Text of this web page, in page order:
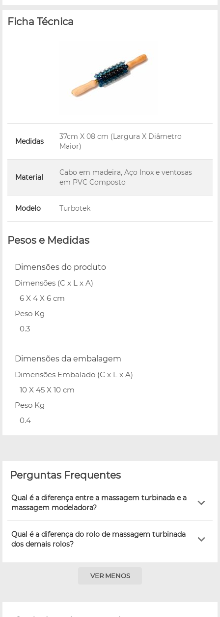
Ficha Técnica
Medidas
37cm X 08 cm (Largura X Diâmetro
Maior)
Material
Cabo em madeira, Aço Inox e ventosas
em PVC Composto
Modelo Turbotek
Pesos e Medidas
Dimensões do produto
Dimensões (C x L x A)
6 X 4 X 6 cm
Peso Kg
0.3
Dimensões da embalagem
Dimensões Embalado (C x L x A)
10 X 45 X 10 cm
Peso Kg
0.4
Perguntas Frequentes
Qual é a diferença entre a massagem turbinada e a
massagem modeladora?
Qual é a diferença do rolo de massagem turbinada
dos demais rolos?
VER MENOS